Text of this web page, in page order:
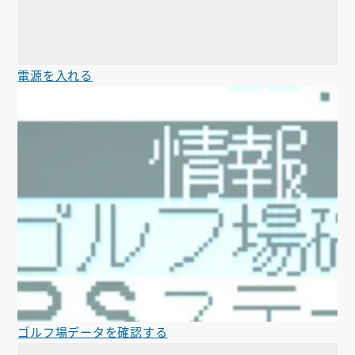
電源を入れる
ゴルフ場データを確認する